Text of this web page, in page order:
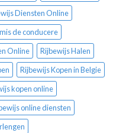
Diensten Online
de conducere
Online
Rijbewijs Halen
Rijbewijs Kopen in Belgie
kopen online
online diensten